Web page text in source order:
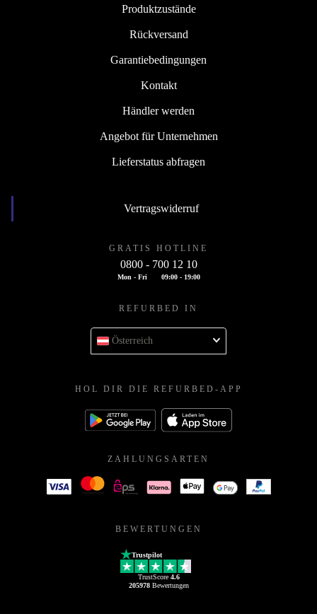
Produktzustände
Rückversand
Garantiebedingungen
Kontakt
Händler werden
Angebot für Unternehmen
Lieferstatus abfragen
Vertragswiderruf
GRATIS HOTLINE
0800 - 700 12 10
Mon - Fri 09:00 - 19:00
REFURBED IN
Österreich
HOL DIR DIE REFURBED-APP
ZAHLUNGSARTEN
BEWERTUNGEN
Trustpilot
TrustScore 4.6
205978Bewertungen